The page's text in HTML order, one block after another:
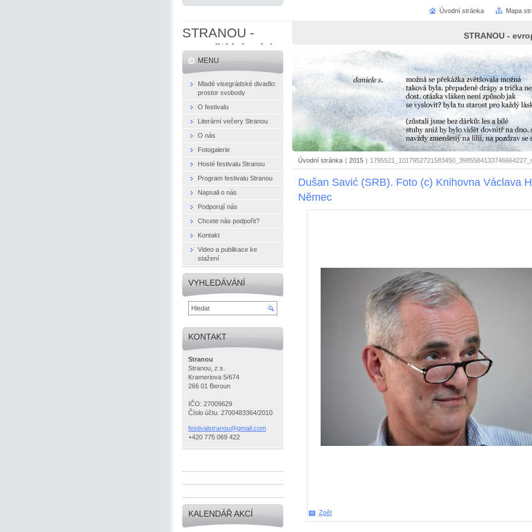
STRANOU -
evropští básníci
naživo
STRANOU -
Úvodní stránka | 2015 |
Dušan Savić (SRB). Foto (c) Knihovna Václava
Němec
Zpět
MENU
Mladé visegrádské divadlo:
prostor svobody
O festivalu
Literární večery Stranou
O nás
Fotogalerie
Hosté festivalu Stranou
Program festivalu Stranou
Napsali o nás
Podporují nás
Chcete nás podpořit?
Kontakt
Video a publikace ke
stažení
VYHLEDÁVÁNÍ
KONTAKT
Stranou
Stranou, z.s.
Krameriova 5/674
266 01 Beroun
IČO: 27009629
Číslo účtu: 2700483364/2010
festivalstranou@gmail.com
+420 775 069 422
KALENDÁŘ AKCÍ
Úvodní stránka Mapa